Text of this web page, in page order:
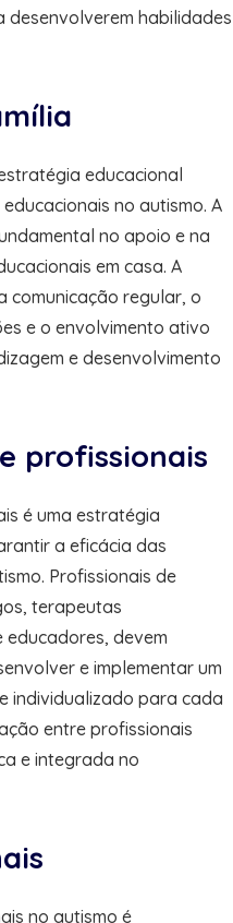
desenvolverem habilidades
educacional
no autismo. A
no apoio e na
em casa. A
comunicação regular, o
e o envolvimento ativo
e desenvolvimento
profissionais
é uma estratégia
a eficácia das
Profissionais de
terapeutas
devem
e implementar um
individualizado para cada
entre profissionais
e integrada no
no autismo é